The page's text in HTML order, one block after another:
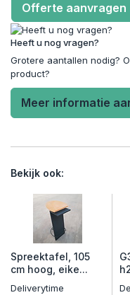
Offerte aanvragen
Heeft u nog vragen?
Grotere aantallen nodig?
product?
Meer informatie
Bekijk ook:
Spreektafel, 105
cm hoog, eike...
Deliverytime